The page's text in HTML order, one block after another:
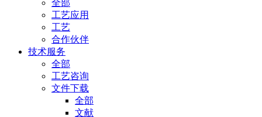
全部
工艺应用
工艺
合作伙伴
技术服务
全部
工艺咨询
文件下载
全部
文献